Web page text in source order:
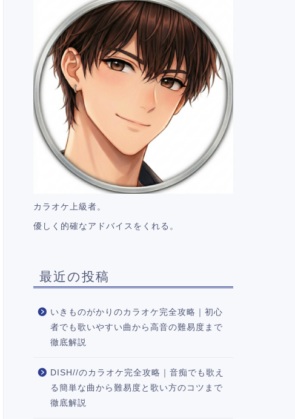
カラオケ上級者。
優しく的確なアドバイスをくれる。
最近の投稿
いきものがかりのカラオケ完全攻略｜初心
者でも歌いやすい曲から高音の難易度まで
徹底解説
DISH//のカラオケ完全攻略｜音痴でも歌え
る簡単な曲から難易度と歌い方のコツまで
徹底解説